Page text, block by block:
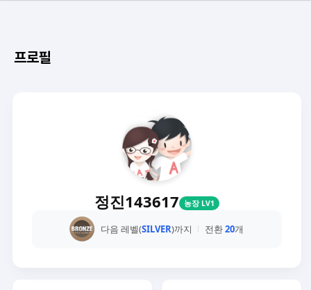
프로필
정진143617 농장 LV1
다음 레벨(SILVER)까지 전환20개